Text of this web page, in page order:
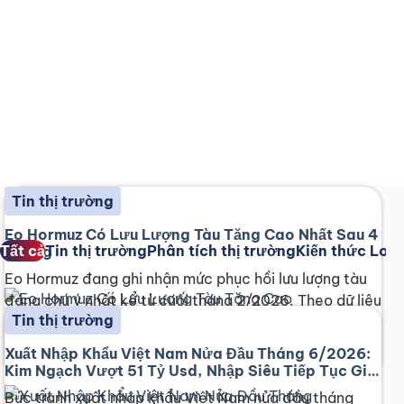
Tất cảTin thị trườngPhân tích thị trườngKiến thức
Tin thị trường
Eo Hormuz Có Lưu Lượng Tàu Tăng Cao Nhất Sau 4
Tháng
Eo Hormuz đang ghi nhận mức phục hồi lưu lượng tàu
đáng chú ý nhất kể từ cuối tháng 2/2026. Theo dữ liệu
theo dõi hàng hải, số tàu qua eo biển Hormuz trong
ngày 22/6 tăng lên mức cao nhất sau gần 4 tháng
gián đoạn. Với vai trò là tuyến hàng hải eo [...]
admin 29 Tháng 6, 2026
Tin thị trường
Xuất Nhập Khẩu Việt Nam Nửa Đầu Tháng 6/2026:
Kim Ngạch Vượt 51 Tỷ Usd, Nhập Siêu Tiếp Tục Gia
Tăng
Bức tranh xuất nhập khẩu Việt Nam nửa đầu tháng